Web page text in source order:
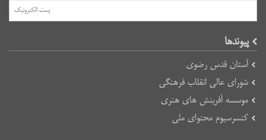
پیوند‌ها
آستان قدس رضوی
شورای عالی انقلاب فرهنگی
موسسه آفرینش های هنری
کنسرسیوم محتوای ملی